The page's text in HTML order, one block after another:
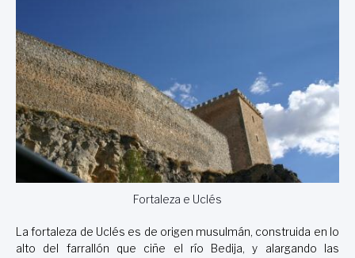
Fortaleza e Uclés
La fortaleza de Uclés es de origen musulmán, construida en lo
alto del farrallón que ciñe el río Bedija, y alargando las